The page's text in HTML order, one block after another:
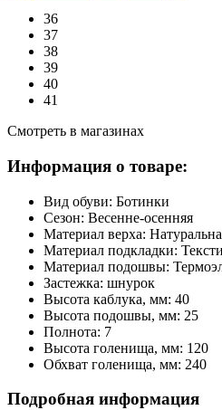
36
37
38
39
40
41
Смотреть в магазинах
Информация о товаре:
Вид обуви: Ботинки
Сезон: Весенне-осенняя
Материал верха:
Материал подкладки:
Материал подошвы:
Застежка: шнурок
Высота каблука, мм: 40
Высота подошвы, мм: 25
Полнота: 7
Высота голенища, мм: 120
Обхват голенища, мм: 240
Подробная информация